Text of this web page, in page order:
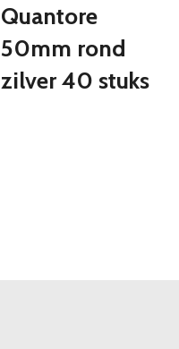
Quantore
50mm rond
zilver 40 stuks